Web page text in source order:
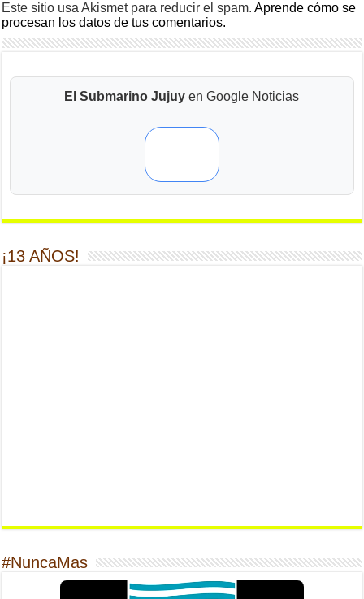
Este sitio usa Akismet para reducir el spam.Aprende cómo se
procesan los datos de tus comentarios.
El Submarino Jujuy en Google Noticias
¡13 AÑOS!
#NuncaMas